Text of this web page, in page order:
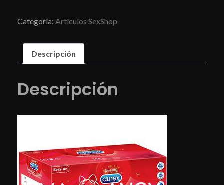
Categoría: Artículos SexShop
Descripción
Descripción